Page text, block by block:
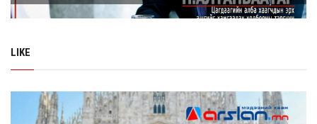
LIKE